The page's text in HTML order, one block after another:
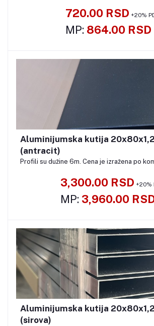
720.00 RSD +20%
MP: 864.00 RSD
Pozovite
Aluminijumska kutija
(antracit)
Profili su dužine 6m. Cena je izražena po
3,300.00 RSD +20%
MP: 3,960.00
Pozovite
Aluminijumska kutija
(sirova)